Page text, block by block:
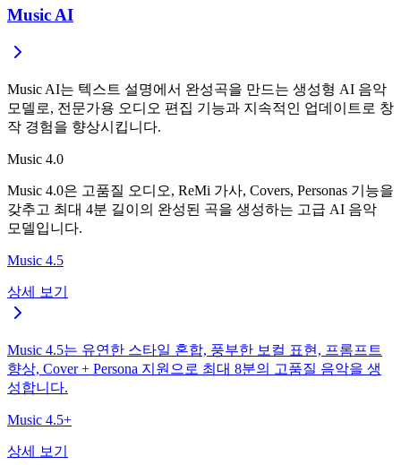
Music AI
Music AI는 텍스트 설명에서 완성곡을 만드는 생성형 AI 음악
모델로, 전문가용 오디오 편집 기능과 지속적인 업데이트로 창
작 경험을 향상시킵니다.
Music 4.0
Music 4.0은 고품질 오디오, ReMi 가사, Covers, Personas 기능을
갖추고 최대 4분 길이의 완성된 곡을 생성하는 고급 AI 음악
모델입니다.
Music 4.5
상세 보기
Music 4.5는 유연한 스타일 혼합, 풍부한 보컬 표현, 프롬프트
향상, Cover + Persona 지원으로 최대 8분의 고품질 음악을 생
성합니다.
Music 4.5+
상세 보기